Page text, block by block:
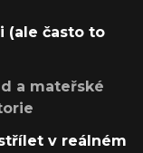
(ale často to
a mateřské
v reálném